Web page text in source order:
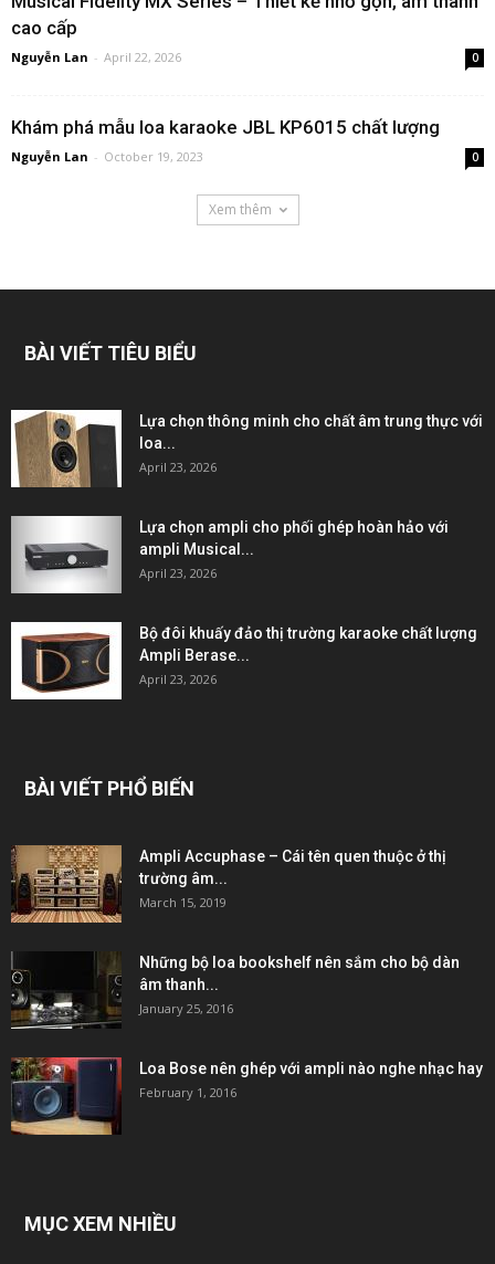
cao cấp
Nguyễn Lan - April 22, 2026 0
Khám phá mẫu loa karaoke JBL KP6015 chất lượng
Nguyễn Lan - October 19, 2023 0
Xem thêm
BÀI VIẾT TIÊU BIỂU
Lựa chọn thông minh cho chất âm trung thực với
loa...
April 23, 2026
Lựa chọn ampli cho phối ghép hoàn hảo với
ampli Musical...
April 23, 2026
Bộ đôi khuấy đảo thị trường karaoke chất lượng
Ampli Berase...
April 23, 2026
BÀI VIẾT PHỔ BIẾN
Ampli Accuphase – Cái tên quen thuộc ở thị
trường âm...
March 15, 2019
Những bộ loa bookshelf nên sắm cho bộ dàn
âm thanh...
January 25, 2016
Loa Bose nên ghép với ampli nào nghe nhạc hay
February 1, 2016
MỤC XEM NHIỀU